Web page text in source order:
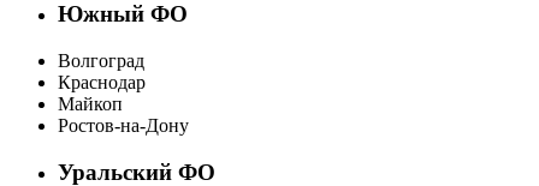
Южный ФО
Волгоград
Краснодар
Майкоп
Ростов-на-Дону
Уральский ФО